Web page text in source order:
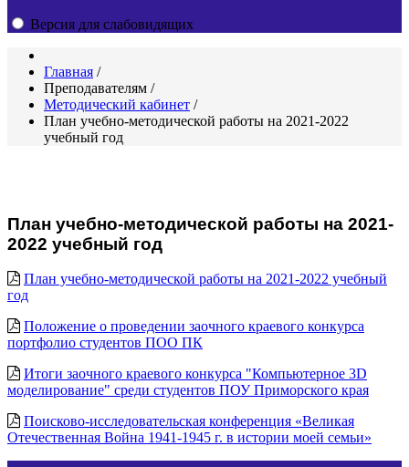
Версия для слабовидящих
Главная /
Преподавателям /
Методический кабинет /
План учебно-методической работы на 2021-2022
учебный год
План учебно-методической работы на 2021-
2022 учебный год
План учебно-методической работы на 2021-2022 учебный
год
Положение о проведении заочного краевого конкурса
портфолио студентов ПОО ПК
Итоги заочного краевого конкурса "Компьютерное 3D
моделирование" среди студентов ПОУ Приморского края
Поисково-исследовательская конференция «Великая
Отечественная Война 1941-1945 г. в истории моей семьи»